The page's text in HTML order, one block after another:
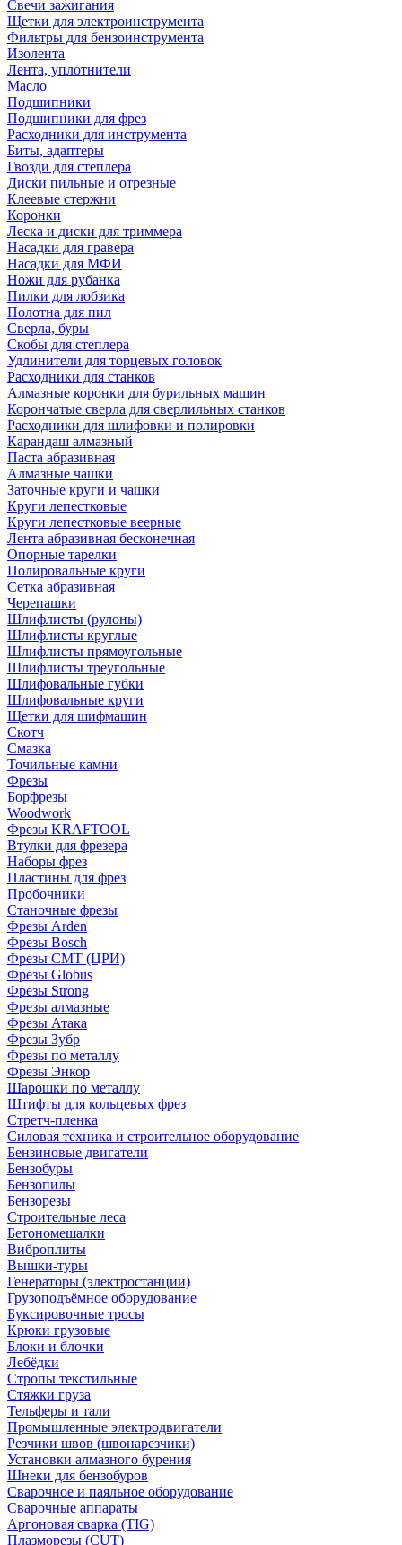
Свечи зажигания
Щетки для электроинструмента
Фильтры для бензоинструмента
Изолента
Лента, уплотнители
Масло
Подшипники
Подшипники для фрез
Расходники для инструмента
Биты, адаптеры
Гвозди для степлера
Диски пильные и отрезные
Клеевые стержни
Коронки
Леска и диски для триммера
Насадки для гравера
Насадки для МФИ
Ножи для рубанка
Пилки для лобзика
Полотна для пил
Сверла, буры
Скобы для степлера
Удлинители для торцевых головок
Расходники для станков
Алмазные коронки для бурильных машин
Корончатые сверла для сверлильных станков
Расходники для шлифовки и полировки
Карандаш алмазный
Паста абразивная
Алмазные чашки
Заточные круги и чашки
Круги лепестковые
Круги лепестковые веерные
Лента абразивная бесконечная
Опорные тарелки
Полировальные круги
Сетка абразивная
Черепашки
Шлифлисты (рулоны)
Шлифлисты круглые
Шлифлисты прямоугольные
Шлифлисты треугольные
Шлифовальные губки
Шлифовальные круги
Щетки для шифмашин
Скотч
Смазка
Точильные камни
Фрезы
Борфрезы
Woodwork
Фрезы KRAFTOOL
Втулки для фрезера
Наборы фрез
Пластины для фрез
Пробочники
Станочные фрезы
Фрезы Arden
Фрезы Bosch
Фрезы CMT (ЦРИ)
Фрезы Globus
Фрезы Strong
Фрезы алмазные
Фрезы Атака
Фрезы Зубр
Фрезы по металлу
Фрезы Энкор
Шарошки по металлу
Штифты для кольцевых фрез
Стретч-пленка
Силовая техника и строительное оборудование
Бензиновые двигатели
Бензобуры
Бензопилы
Бензорезы
Строительные леса
Бетономешалки
Виброплиты
Вышки-туры
Генераторы (электростанции)
Грузоподъёмное оборудование
Буксировочные тросы
Крюки грузовые
Блоки и блочки
Лебёдки
Стропы текстильные
Стяжки груза
Тельферы и тали
Промышленные электродвигатели
Резчики швов (швонарезчики)
Установки алмазного бурения
Шнеки для бензобуров
Сварочное и паяльное оборудование
Сварочные аппараты
Аргоновая сварка (TIG)
Плазморезы (CUT)